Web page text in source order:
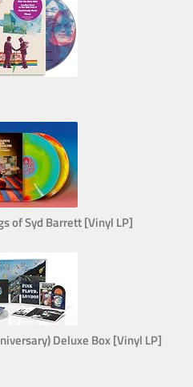
of Syd Barrett [Vinyl LP]
Deluxe Box [Vinyl LP]